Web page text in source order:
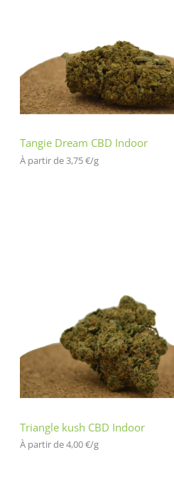
Tangie Dream CBD Indoor
À partir de 3,75€/g
Triangle kush CBD Indoor
À partir de 4,00€/g